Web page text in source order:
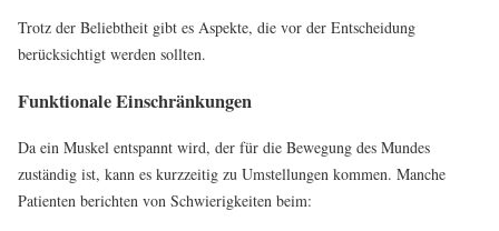
Trotz der Beliebtheit gibt es Aspekte, die vor der Entscheidung
berücksichtigt werden sollten.
Funktionale Einschränkungen
Da ein Muskel entspannt wird, der für die Bewegung des Mundes
zuständig ist, kann es kurzzeitig zu Umstellungen kommen. Manche
Patienten berichten von Schwierigkeiten beim: